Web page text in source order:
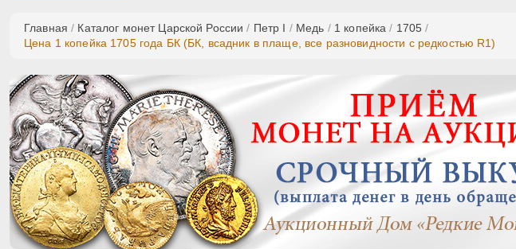
Главная / Каталог монет Царской России / Пeтр I / Медь / 1 копейка / 1705 /
Цена 1 копейка 1705 года БК (БК, всадник в плаще, все разновидности с редкостью R1)